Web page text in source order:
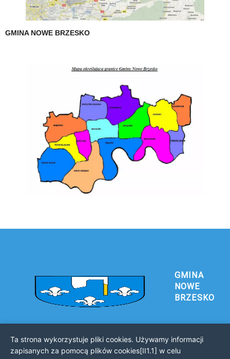
GMINA NOWE BRZESKO
GMINA
NOWE
BRZESKO
Urząd Gminy i Miasta Nowe Brzesko
32-120 Nowe Brzesko
Ta strona wykorzystuje pliki cookies. Używamy informacji
zapisanych za pomocą plików cookies[II1.1] w celu